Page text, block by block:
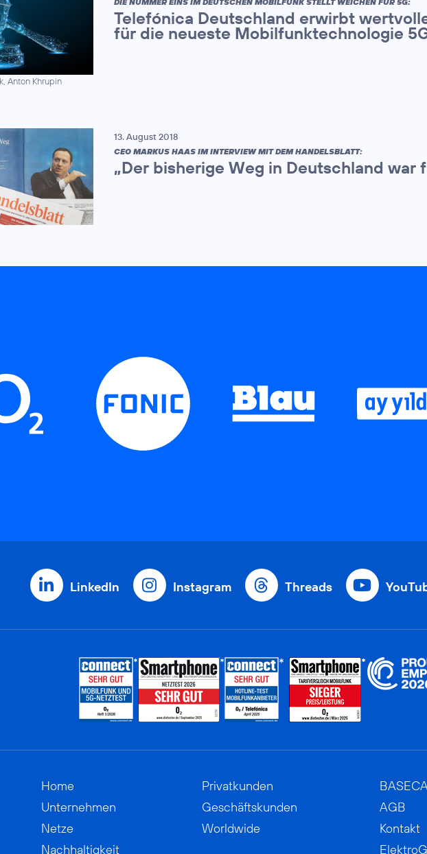
Anton Khrupin
Telefónica Deutschland erwirbt
für die neueste Mobilfunktechnologie
13. August 2018
CEO MARKUS HAAS IM INTERVIEW MIT DEM HANDELSBLATT:
„Der bisherige Weg in Deutschland war
LinkedIn Instagram Threads
Home
Unternehmen
Netze
Nachhaltigkeit
Privatkunden
Geschäftskunden
Worldwide
AGB
Kontakt